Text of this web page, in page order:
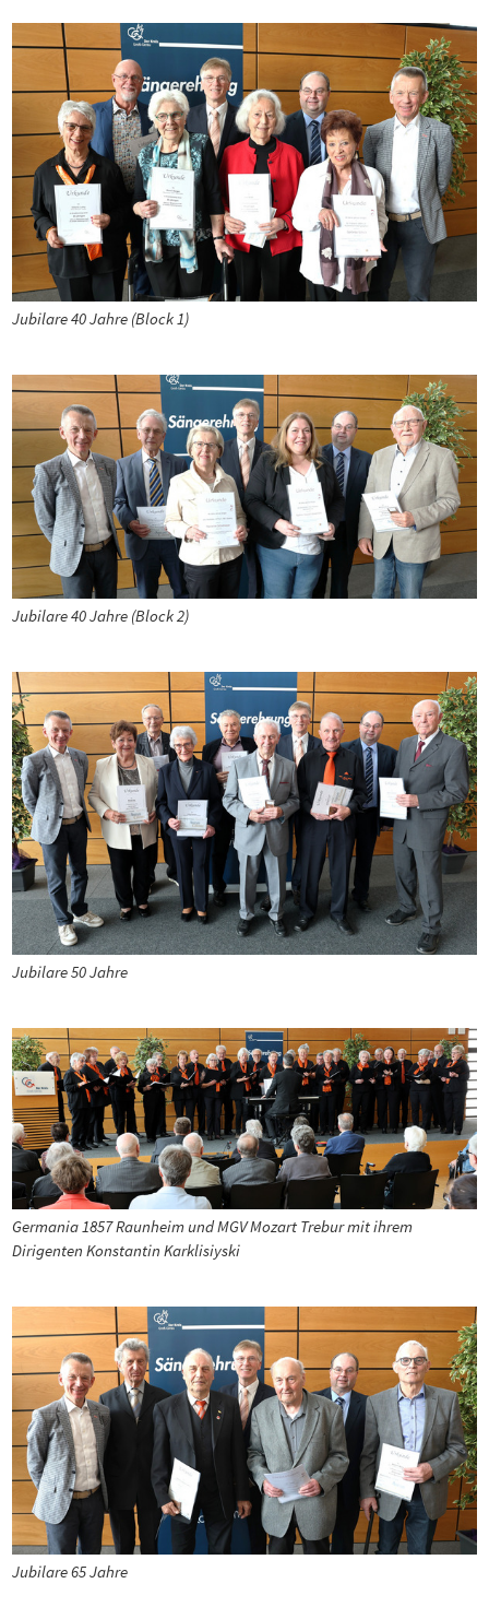
Jubilare 40 Jahre (Block 1)
Jubilare 40 Jahre (Block 2)
Jubilare 50 Jahre
Germania 1857 Raunheim und MGV Mozart Trebur mit ihrem
Dirigenten Konstantin Karklisiyski
Jubilare 65 Jahre